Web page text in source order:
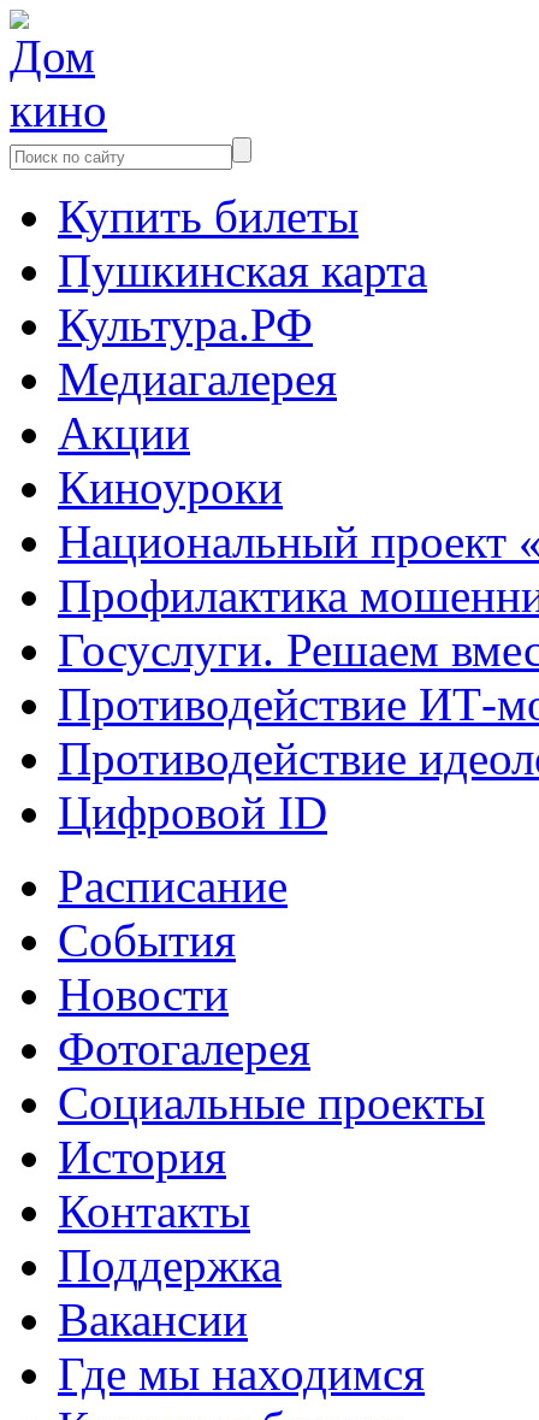
Купить билеты
Пушкинская карта
Культура.РФ
Медиагалерея
Акции
Киноуроки
Национальный проект
Профилактика
Госуслуги. Решаем
Противодействие ИТ-
Противодействие
Цифровой ID
Расписание
События
Новости
Фотогалерея
Социальные проекты
История
Контакты
Поддержка
Вакансии
Где мы находимся